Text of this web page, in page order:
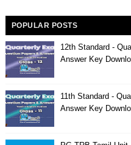
POPULAR POSTS
12th Standard -
Answer Key
11th Standard -
Answer Key